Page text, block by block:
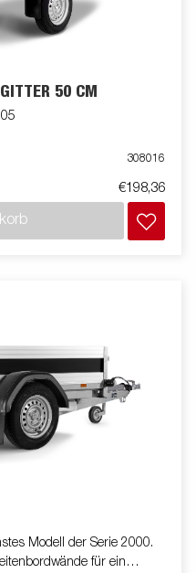
50 CM
308016
€198,36
Modell der Serie 2000.
für ein